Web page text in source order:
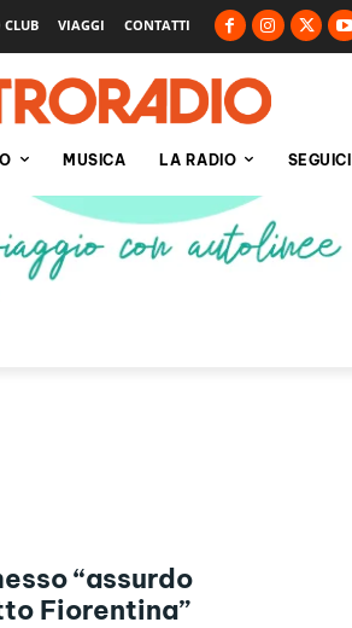
VIAGGI CONTATTI
MUSICA LA RADIO SEGUICI
“assurdo
Fiorentina”